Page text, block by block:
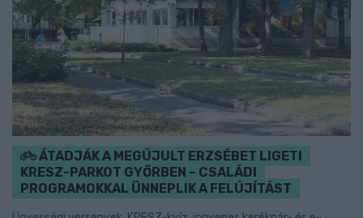
ÁTADJÁK A MEGÚJULT ERZSÉBET LIGETI
KRESZ-PARKOT GYŐRBEN – CSALÁDI
PROGRAMOKKAL ÜNNEPLIK A FELÚJÍTÁST